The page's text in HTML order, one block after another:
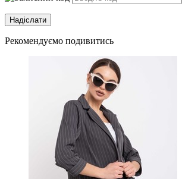
Рекомендуємо подивитись